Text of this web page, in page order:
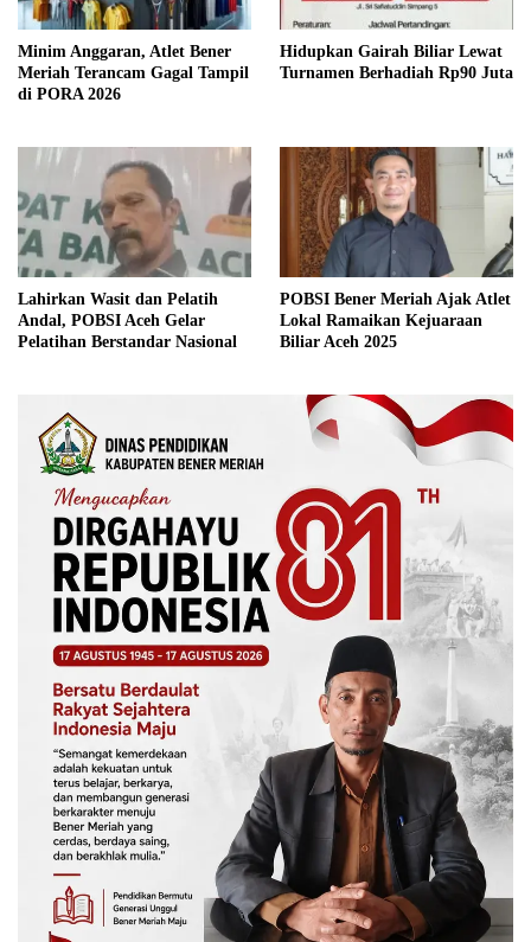
Minim Anggaran, Atlet Bener
Meriah Terancam Gagal Tampil
di PORA 2026
Hidupkan Gairah Biliar Lewat
Turnamen Berhadiah Rp90 Juta
Lahirkan Wasit dan Pelatih
Andal, POBSI Aceh Gelar
Pelatihan Berstandar Nasional
POBSI Bener Meriah Ajak Atlet
Lokal Ramaikan Kejuaraan
Biliar Aceh 2025